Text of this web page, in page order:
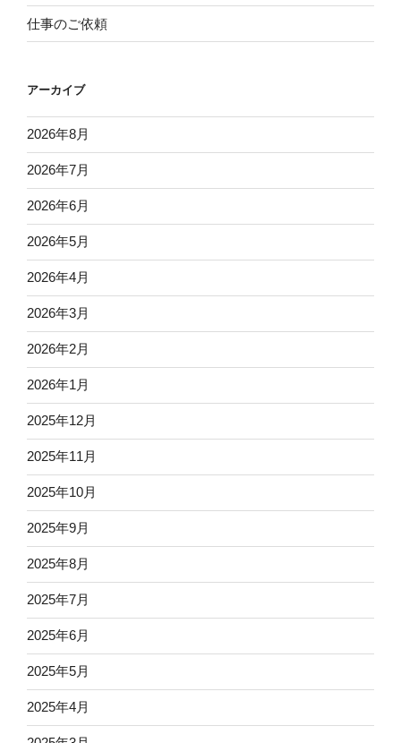
仕事のご依頼
アーカイブ
2026年8月
2026年7月
2026年6月
2026年5月
2026年4月
2026年3月
2026年2月
2026年1月
2025年12月
2025年11月
2025年10月
2025年9月
2025年8月
2025年7月
2025年6月
2025年5月
2025年4月